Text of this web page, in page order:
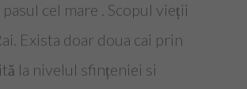
cel mare . Scopul vieții
Exista doar doua cai prin
la nivelul sfințeniei si